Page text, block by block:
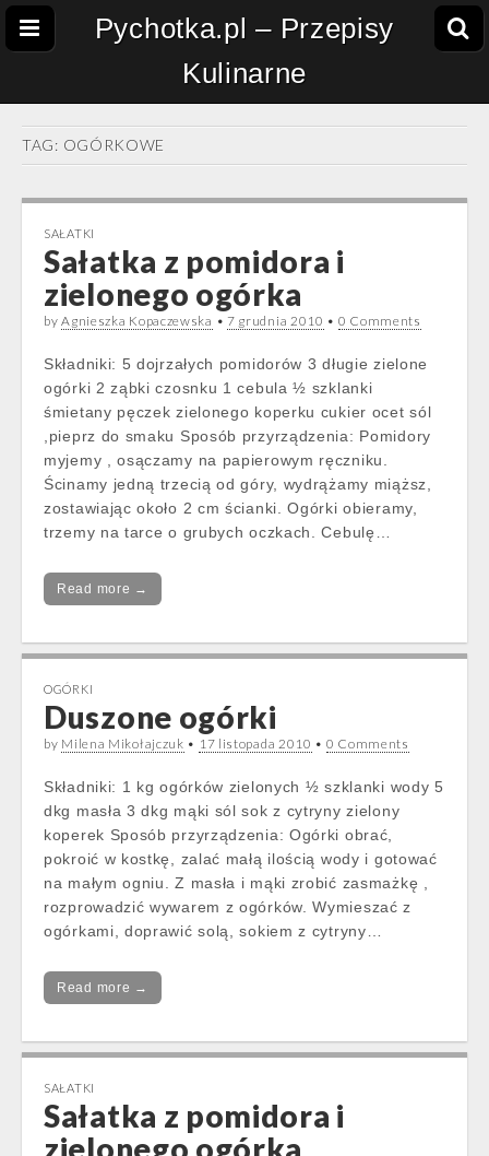
Pychotka.pl – Przepisy
Kulinarne
TAG: OGÓRKOWE
SAŁATKI
Sałatka z pomidora i
zielonego ogórka
byAgnieszka Kopaczewska • 7 grudnia 2010 • 0 Comments
Składniki: 5 dojrzałych pomidorów 3 długie zielone
ogórki 2 ząbki czosnku 1 cebula ½ szklanki
śmietany pęczek zielonego koperku cukier ocet sól
,pieprz do smaku Sposób przyrządzenia: Pomidory
myjemy , osączamy na papierowym ręczniku.
Ścinamy jedną trzecią od góry, wydrążamy miąższ,
zostawiając około 2 cm ścianki. Ogórki obieramy,
trzemy na tarce o grubych oczkach. Cebulę…
Read more →
OGÓRKI
Duszone ogórki
by Milena Mikołajczuk • 17 listopada 2010 • 0 Comments
Składniki: 1 kg ogórków zielonych ½ szklanki wody 5
dkg masła 3 dkg mąki sól sok z cytryny zielony
koperek Sposób przyrządzenia: Ogórki obrać,
pokroić w kostkę, zalać małą ilością wody i gotować
na małym ogniu. Z masła i mąki zrobić zasmażkę ,
rozprowadzić wywarem z ogórków. Wymieszać z
ogórkami, doprawić solą, sokiem z cytryny…
Read more →
SAŁATKI
Sałatka z pomidora i
zielonego ogórka